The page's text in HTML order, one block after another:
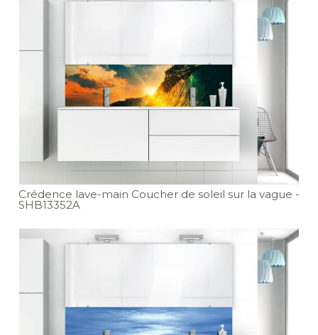
Crédence lave-main Coucher de soleil sur la vague -
SHB13352A